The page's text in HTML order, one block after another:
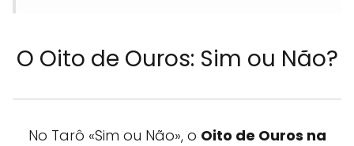
O Oito de Ouros: Sim ou Não?
No Tarô «Sim ou Não», o Oito de Ouros na